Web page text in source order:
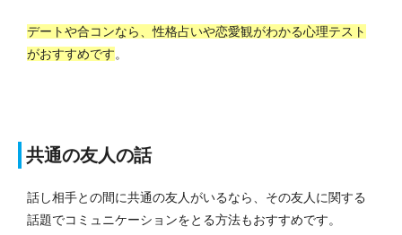
デートや合コンなら、性格占いや恋愛観がわかる心理テスト
がおすすめです。
共通の友人の話
話し相手との間に共通の友人がいるなら、その友人に関する
話題でコミュニケーションをとる方法もおすすめです。